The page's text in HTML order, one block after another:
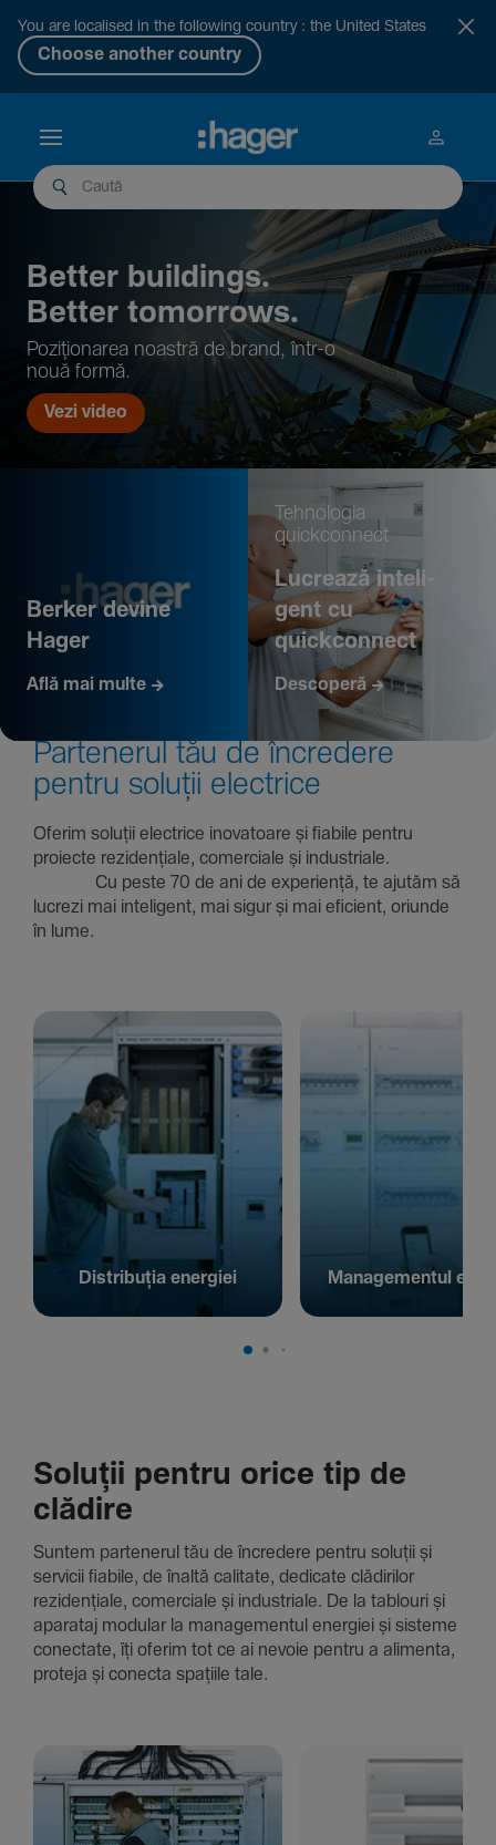
You are localised in the following country : the United States
Choose another country
Better buil­dings.
Better tomor­rows.
Pozi­țio­narea noastră de brand, într-o
nouă formă.
Vezi video
Berker devine
Hager
Află mai multe
Tehno­logia
quickconnect
Lucrează inte­li­
gent cu
quickconnect
Descoperă
Parte­nerul tău de încre­dere
pentru soluții electrice
Oferim soluții electrice inova­toare și fiabile pentru
proiecte rezi­den­țiale, comer­ciale și indus­triale.
Cu peste 70 de ani de expe­riență, te ajutăm să
lucrezi mai inte­li­gent, mai sigur și mai eficient, oriunde
în lume.
Distribuția energiei Managementul
Soluții pentru orice tip de
clădire
Suntem parte­nerul tău de încre­dere pentru soluții și
servicii fiabile, de înaltă cali­tate, dedi­cate clădi­rilor
rezi­den­țiale, comer­ciale și indus­triale. De la tablouri și
aparataj modular la managementul energiei și sisteme
conec­tate, îți oferim tot ce ai nevoie pentru a alimenta,
proteja și conecta spațiile tale.